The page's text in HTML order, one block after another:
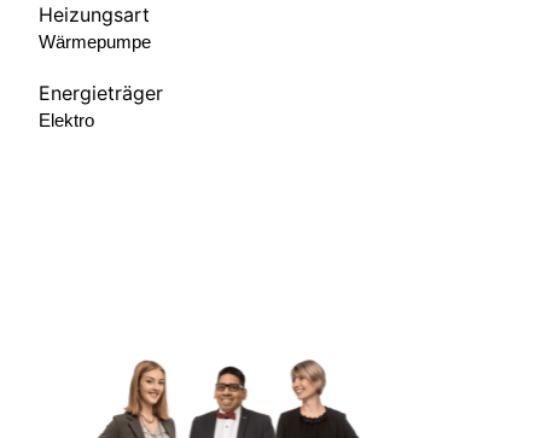
Heizungsart
Wärmepumpe
Energieträger
Elektro